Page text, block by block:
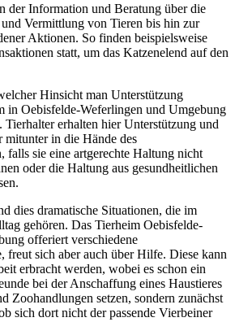
der Information und Beratung über die
Vermittlung von Tieren bis hin zur
Aktionen. So finden beispielsweise
statt, um das Katzenelend auf den
Hinsicht man Unterstützung
in Oebisfelde-Weferlingen und Umgebung
erhalten hier Unterstützung und
in die Hände des
falls sie eine artgerechte Haltung nicht
oder die Haltung aus gesundheitlichen
dies dramatische Situationen, die im
gehören. Das Tierheim Oebisfelde-
offeriert verschiedene
freut sich aber auch über Hilfe. Diese kann
erbracht werden, wobei es schon ein
bei der Anschaffung eines Haustieres
Zoohandlungen setzen, sondern zunächst
sich dort nicht der passende Vierbeiner